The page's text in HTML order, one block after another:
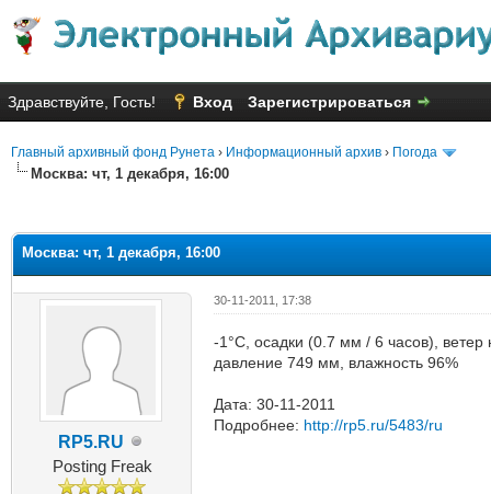
Здравствуйте, Гость! Вход Зарегистрироваться
Главный архивный фонд Рунета › Информационный архив › Погода
Москва: чт, 1 декабря, 16:00
Москва: чт, 1 декабря, 16:00
RP5.RU
Posting Freak
30-11-2011, 17:38
-1°C, осадки (0.7 мм / 6 часов), ветер
давление 749 мм, влажность 96%
Дата: 30-11-2011
Подробнее: http://rp5.ru/5483/ru